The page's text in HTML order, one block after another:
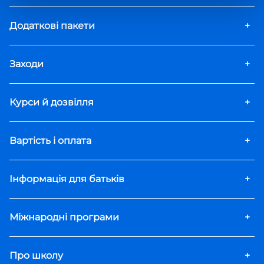
Додаткові пакети +
Заходи +
Курси й дозвілля +
Вартість і оплата +
Інформація для батьків +
Міжнародні програми +
Про школу +